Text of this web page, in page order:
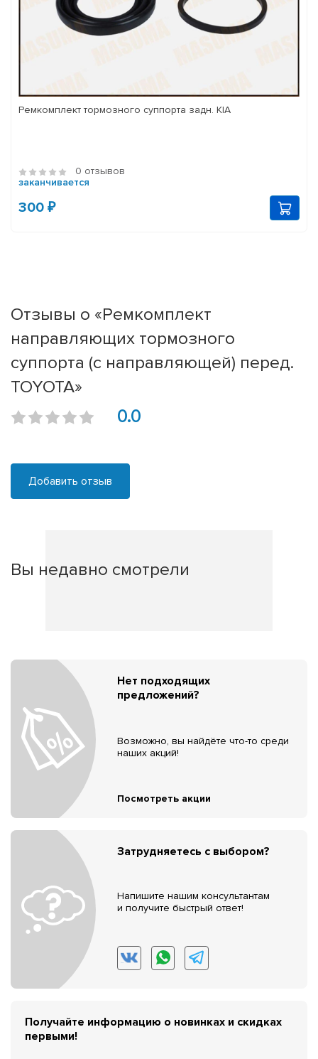
Ремкомплект тормозного суппорта задн. KIA
0 отзывов
заканчивается
300 ₽
Отзывы о «Ремкомплект
направляющих тормозного
суппорта (с направляющей) перед.
TOYOTA»
0.0
Добавить отзыв
Вы недавно смотрели
Нет подходящих
предложений?
Возможно, вы найдёте что-то среди
наших акций!
Посмотреть акции
Затрудняетесь с выбором?
Напишите нашим консультантам
и получите быстрый ответ!
Получайте информацию о новинках и скидках
первыми!